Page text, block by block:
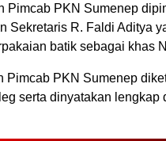
Pimcab PKN Sumenep
Sekretaris R. Faldi Aditya
batik sebagai khas
Pimcab PKN Sumenep
serta dinyatakan lengkap